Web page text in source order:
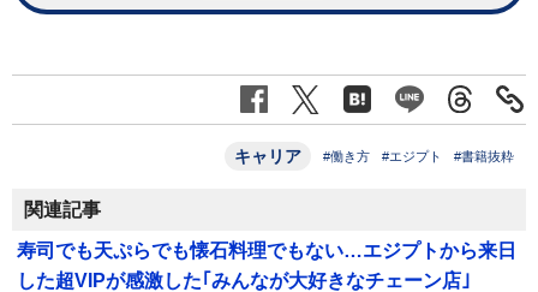
キャリア #働き方 #エジプト #書籍抜粋
関連記事
寿司でも天ぷらでも懐石料理でもない…エジプトから来日
した超VIPが感激した｢みんなが大好きなチェーン店｣